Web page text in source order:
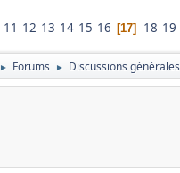
11 12 13 14 15 16 17 18 19
► Forums ► Discussions générales